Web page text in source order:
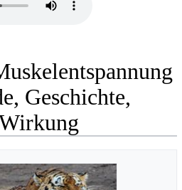
Geschichte,